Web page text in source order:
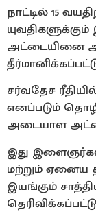
நாட்டில் 15
அட்டையினை
சர்வதேச
எனப்படும்
அடையாள
இது
மற்றும் ஏனைய
இயங்கும்